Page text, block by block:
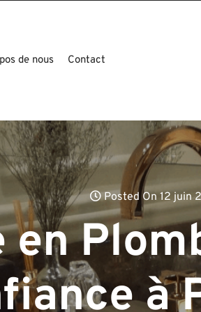
de nous Contact
Posted On 12 juin
à